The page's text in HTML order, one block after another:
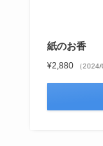
紙のお香
¥2,880 （